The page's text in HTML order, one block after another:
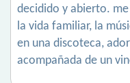
decidido y abierto.
la vida familiar, la
en una discoteca,
acompañada de un